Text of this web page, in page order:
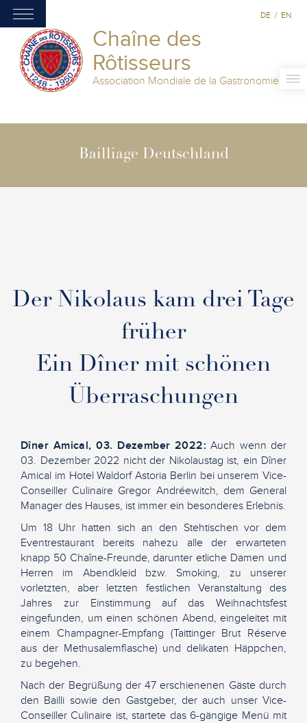
Chaîne des
Rôtisseurs
Association Mondiale de la Gastronomie
DE / EN
Bailliage Deutschland
Der Nikolaus kam drei Tage
früher
Ein Dîner mit schönen
Überraschungen
Dîner Amical, 03. Dezember 2022: Auch wenn der
03. Dezember 2022 nicht der Nikolaustag ist, ein Dîner
Amical im Hotel Waldorf Astoria Berlin bei unserem Vice-
Conseiller Culinaire Gregor Andréewitch, dem General
Manager des Hauses, ist immer ein besonderes Erlebnis.
Um 18 Uhr hatten sich an den Stehtischen vor dem
Eventrestaurant bereits nahezu alle der erwarteten
knapp 50 Chaîne-Freunde, darunter etliche Damen und
Herren im Abendkleid bzw. Smoking, zu unserer
vorletzten, aber letzten festlichen Veranstaltung des
Jahres zur Einstimmung auf das Weihnachtsfest
eingefunden, um einen schönen Abend, eingeleitet mit
einem Champagner-Empfang (Taittinger Brut Réserve
aus der Methusalemflasche) und delikaten Häppchen,
zu begehen.
Nach der Begrüßung der 47 erschienenen Gäste durch
den Bailli sowie den Gastgeber, der auch unser Vice-
Conseiller Culinaire ist, startete das 6-gängige Menü mit